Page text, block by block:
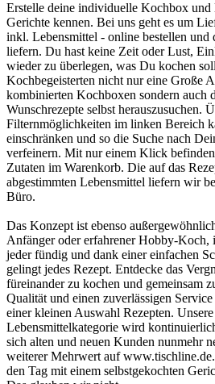
Erstelle deine individuelle Kochbox und
Gerichte kennen. Bei uns geht es um
inkl. Lebensmittel - online bestellen und
liefern. Du hast keine Zeit oder Lust,
wieder zu überlegen, was Du kochen
Kochbegeisterten nicht nur eine Große
kombinierten Kochboxen sondern
Wunschrezepte selbst herauszusuchen.
Filternmöglichkeiten im linken Bereich
einschränken und so die Suche nach
verfeinern. Mit nur einem Klick
Zutaten im Warenkorb. Die auf das
abgestimmten Lebensmittel liefern wir
Büro.
Das Konzept ist ebenso
Anfänger oder erfahrener Hobby-Koch,
jeder fündig und dank einer einfachen
gelingt jedes Rezept. Entdecke das
füreinander zu kochen und gemeinsam
Qualität und einen zuverlässigen
einer kleinen Auswahl Rezepten.
Lebensmittelkategorie wird
sich alten und neuen Kunden nunmehr
weiterer Mehrwert auf
den Tag mit einem selbstgekochten